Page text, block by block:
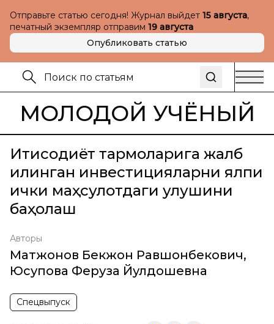
Отправьте статью сегодня! Журнал выйдет 15 августа,
печатный экземпляр отправим 19 августа
Опубликовать статью
МОЛОДОЙ УЧЁНЫЙ
Иқтисодиёт тармоқларига жалб
қилинган инвeстицияларни ялпи
ички маҳсулотдаги улушини
баҳолаш
Авторы
Матжонов Бекжон Равшонбекович,
Юсупова Феруза Йулдошевна
Спецвыпуск